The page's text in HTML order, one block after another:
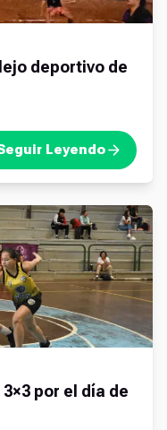
deportivo de
Leyendo
por el día de